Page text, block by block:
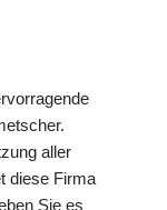
aller
diese Firma
Sie es